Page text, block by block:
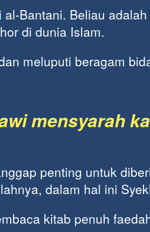
al-Bantani. Beliau
di dunia Islam.
meluputi beragam
mensyarah
penting untuk
dalam hal ini
kitab penuh